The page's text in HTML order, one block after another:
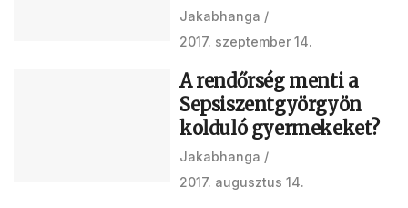
Jakabhanga
2017. szeptember 14.
A rendőrség menti a
Sepsiszentgyörgyön
kolduló gyermekeket?
Jakabhanga
2017. augusztus 14.